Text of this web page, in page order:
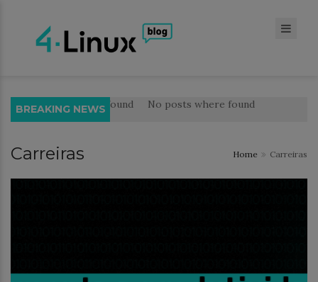
BREAKING NEWS
No posts where found No posts where found
Carreiras Home Carreiras